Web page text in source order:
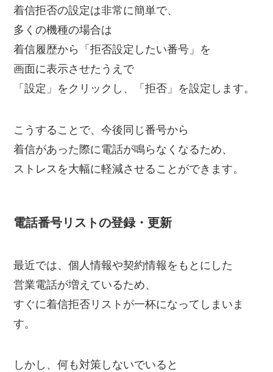
着信拒否の設定は非常に簡単で、
多くの機種の場合は
着信履歴から「拒否設定したい番号」を
画面に表示させたうえで
「設定」をクリックし、「拒否」を設定します。
こうすることで、今後同じ番号から
着信があった際に電話が鳴らなくなるため、
ストレスを大幅に軽減させることができます。
電話番号リストの登録・更新
最近では、個人情報や契約情報をもとにした
営業電話が増えているため、
すぐに着信拒否リストが一杯になってしまいま
す。
しかし、何も対策しないでいると